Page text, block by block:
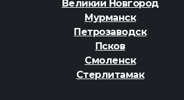
Великий Новгород
Мурманск
Петрозаводск
Псков
Смоленск
Стерлитамак